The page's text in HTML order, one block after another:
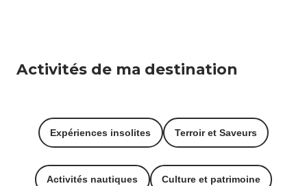
Activités de ma destination
Expériences insolites Terroir et Saveurs
Activités nautiques Culture et patrimoine